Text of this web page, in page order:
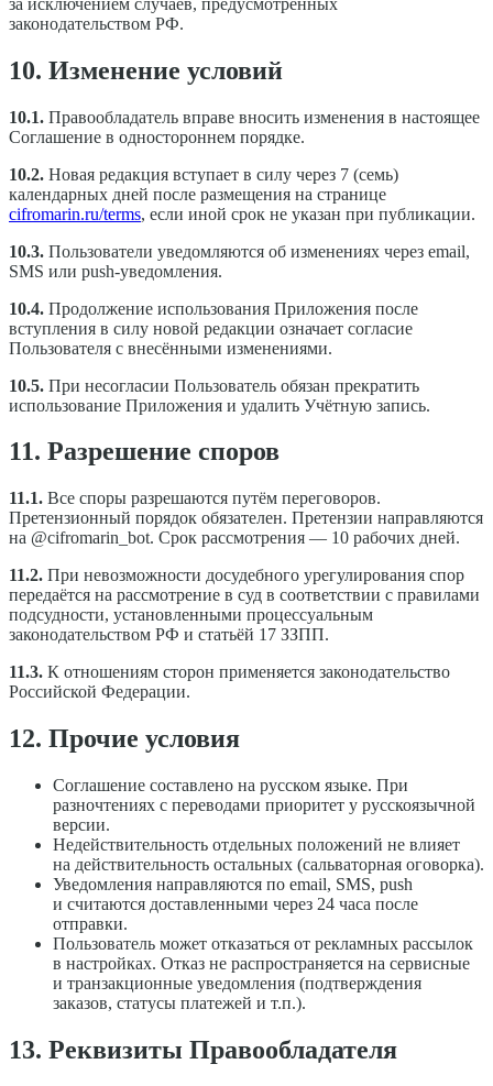
законодательством РФ.
10. Изменение условий
10.1. Правообладатель вправе вносить изменения в настоящее
Соглашение в одностороннем порядке.
10.2. Новая редакция вступает в силу через 7 (семь)
календарных дней после размещения на странице
cifromarin.ru/terms, если иной срок не указан при публикации.
10.3. Пользователи уведомляются об изменениях через email,
SMS или push-уведомления.
10.4. Продолжение использования Приложения после
вступления в силу новой редакции означает согласие
Пользователя с внесёнными изменениями.
10.5. При несогласии Пользователь обязан прекратить
использование Приложения и удалить Учётную запись.
11. Разрешение споров
11.1. Все споры разрешаются путём переговоров.
Претензионный порядок обязателен. Претензии направляются
на @cifromarin_bot. Срок рассмотрения — 10 рабочих дней.
11.2. При невозможности досудебного урегулирования спор
передаётся на рассмотрение в суд в соответствии с правилами
подсудности, установленными процессуальным
законодательством РФ и статьёй 17 ЗЗПП.
11.3. К отношениям сторон применяется законодательство
Российской Федерации.
12. Прочие условия
Соглашение составлено на русском языке. При
разночтениях с переводами приоритет у русскоязычной
версии.
Недействительность отдельных положений не влияет
на действительность остальных (сальваторная оговорка).
Уведомления направляются по email, SMS, push
и считаются доставленными через 24 часа после
отправки.
Пользователь может отказаться от рекламных рассылок
в настройках. Отказ не распространяется на сервисные
и транзакционные уведомления (подтверждения
заказов, статусы платежей и т.п.).
13. Реквизиты Правообладателя